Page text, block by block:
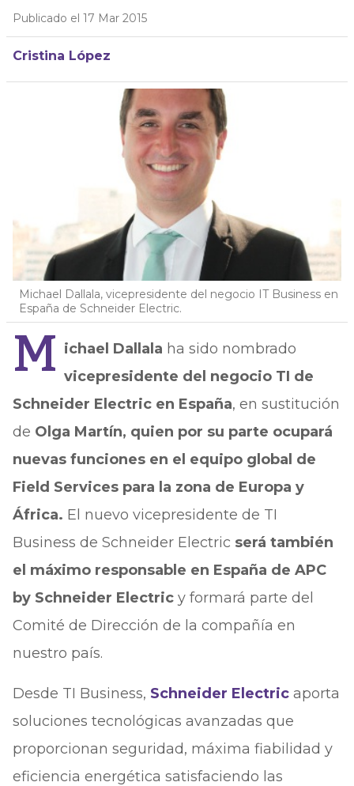
Publicado el 17 Mar 2015
Cristina López
Michael Dallala, vicepresidente del negocio IT Business en
España de Schneider Electric.
M ichael Dallala ha sido nombrado
vicepresidente del negocio TI de
Schneider Electric en España, en sustitución
de Olga Martín, quien por su parte ocupará
nuevas funciones en el equipo global de
Field Services para la zona de Europa y
África. El nuevo vicepresidente de TI
Business de Schneider Electric será también
el máximo responsable en España de APC
by Schneider Electricy formará parte del
Comité de Dirección de la compañía en
nuestro país.
Desde TI Business, Schneider Electricaporta
soluciones tecnológicas avanzadas que
proporcionan seguridad, máxima fiabilidad y
eficiencia energética satisfaciendo las